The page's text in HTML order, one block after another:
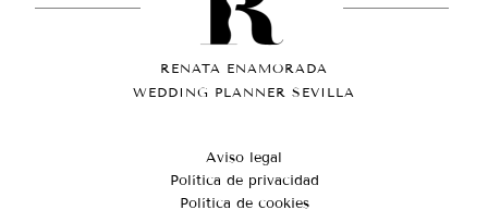
RENATA ENAMORADA
WEDDING PLANNER SEVILLA
Aviso legal
Política de privacidad
Política de cookies